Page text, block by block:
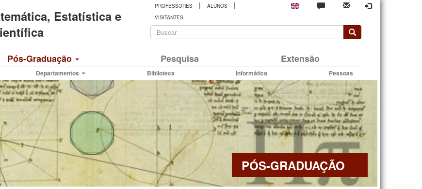
Estatística e
PROFESSORES | ALUNOS |
VISITANTES
Formulário
busca
Pós-Graduação Pesquisa Extensão
Departamentos Biblioteca Informática Pessoas
PÓS-GRADUAÇÃO